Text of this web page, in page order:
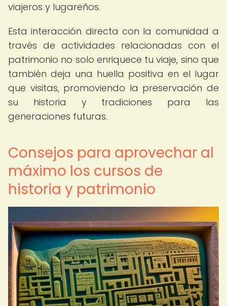
viajeros y lugareños.
Esta interacción directa con la comunidad a
través de actividades relacionadas con el
patrimonio no solo enriquece tu viaje, sino que
también deja una huella positiva en el lugar
que visitas, promoviendo la preservación de
su historia y tradiciones para las
generaciones futuras.
Consejos para aprovechar al
máximo los cursos de
historia y patrimonio